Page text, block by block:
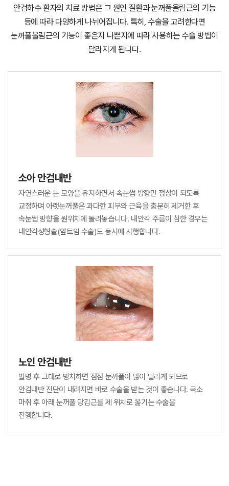
안검하수 환자의 치료 방법은 그 원인 질환과 눈꺼풀올림근의 기능
등에 따라 다양하게 나뉘어집니다. 특히, 수술을 고려한다면
눈꺼풀올림근의 기능이 좋은지 나쁜지에 따라 사용하는 수술 방법이
달라지게 됩니다.
소아 안검내반
자연스러운 눈 모양을 유지하면서 속눈썹 방향만 정상이 되도록
교정하며 아랫눈꺼풀은 과다한 피부와 근육을 충분히 제거한 후
속눈썹 방향을 원위치에 돌려놓습니다. 내안각 주름이 심한 경우는
내안각성형술(앞트임 수술)도 동시에 시행합니다.
노인 안검내반
발병 후 그대로 방치하면 점점 눈꺼풀이 많이 말리게 되므로
안검내반 진단이 내려지면 바로 수술을 받는 것이 좋습니다.국소
마취 후 아래 눈꺼풀 당김근를 제 위치로 옮기는 수술을
진행합니다.